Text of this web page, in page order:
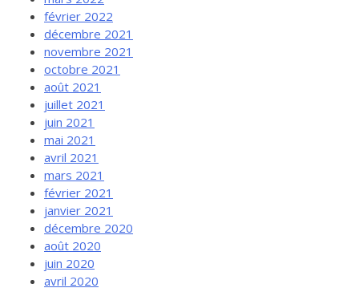
février 2022
décembre 2021
novembre 2021
octobre 2021
août 2021
juillet 2021
juin 2021
mai 2021
avril 2021
mars 2021
février 2021
janvier 2021
décembre 2020
août 2020
juin 2020
avril 2020